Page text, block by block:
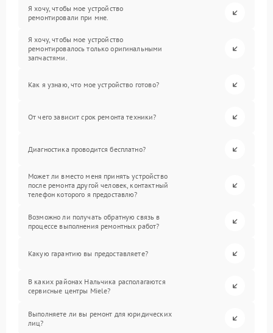
Я хочу, чтобы мое устройство
ремонтировали при мне.
Я хочу, чтобы мое устройство
ремонтировалось только оригинальными
запчастями.
Как я узнаю, что мое устройство готово?
От чего зависит срок ремонта техники?
Диагностика проводится бесплатно?
Может ли вместо меня принять устройство
после ремонта другой человек, контактный
телефон которого я предоставлю?
Возможно ли получать обратную связь в
процессе выполнения ремонтных работ?
Какую гарантию вы предоставляете?
В каких районах Нальчика располагаются
сервисные центры Miele?
Выполняете ли вы ремонт для юридических
лиц?